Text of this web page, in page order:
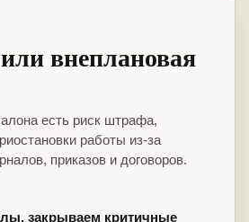
внеплановая
есть риск штрафа,
работы из-за
приказов и договоров.
закрываем критичные